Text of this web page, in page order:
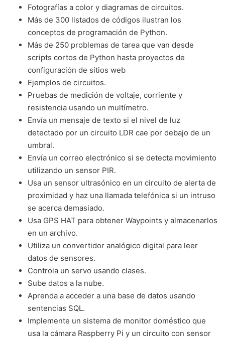
Fotografías a color y diagramas de circuitos.
Más de 300 listados de códigos ilustran los
conceptos de programación de Python.
Más de 250 problemas de tarea que van desde
scripts cortos de Python hasta proyectos de
configuración de sitios web
Ejemplos de circuitos.
Pruebas de medición de voltaje, corriente y
resistencia usando un multímetro.
Envía un mensaje de texto si el nivel de luz
detectado por un circuito LDR cae por debajo de un
umbral.
Envía un correo electrónico si se detecta movimiento
utilizando un sensor PIR.
Usa un sensor ultrasónico en un circuito de alerta de
proximidad y haz una llamada telefónica si un intruso
se acerca demasiado.
Usa GPS HAT para obtener Waypoints y almacenarlos
en un archivo.
Utiliza un convertidor analógico digital para leer
datos de sensores.
Controla un servo usando clases.
Sube datos a la nube.
Aprenda a acceder a una base de datos usando
sentencias SQL.
Implemente un sistema de monitor doméstico que
usa la cámara Raspberry Pi y un circuito con sensor